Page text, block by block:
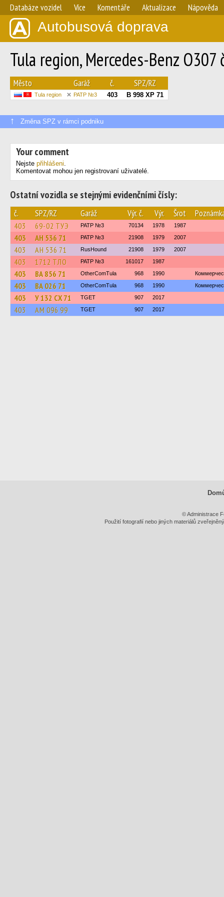
Databáze vozidel Více Komentáře Aktualizace Nápověda
Autobusová doprava
Tula region, Mercedes-Benz O307
Město Garáž č. SPZ/RZ
Tula region PATP №3 403 В 998 ХР 71
↑ Změna SPZ v rámci podniku
Your comment
Nejste přihlášeni.
Komentovat mohou jen registrovaní uživatelé.
Ostatní vozidla se stejnými evidenčními čísly:
č. SPZ/RZ Garáž Výr. č. Výr. Šrot
403 69-02 ТУЭ PATP №3 70134 1978 1987
403 АН 536 71 PATP №3 21908 1979 2007
403 АН 536 71 RusHound 21908 1979 2007
403 1712 ТЛО PATP №3 161017 1987
403 ВА 856 71 OtherComTula 968 1990
403 ВА 026 71 OtherComTula 968 1990
403 У 132 СХ 71 TGET 907 2017
403 АМ 096 99 TGET 907 2017
© Administrace
Použití fotografií nebo jiných materiálů